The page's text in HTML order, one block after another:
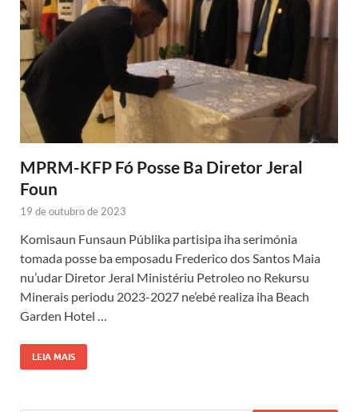
MPRM-KFP Fó Posse Ba Diretor Jeral
Foun
19 de outubro de 2023
Komisaun Funsaun Públika partisipa iha serimónia
tomada posse ba emposadu Frederico dos Santos Maia
nu’udar Diretor Jeral Ministériu Petroleo no Rekursu
Minerais periodu 2023-2027 ne’ebé realiza iha Beach
Garden Hotel …
LEIA MAIS